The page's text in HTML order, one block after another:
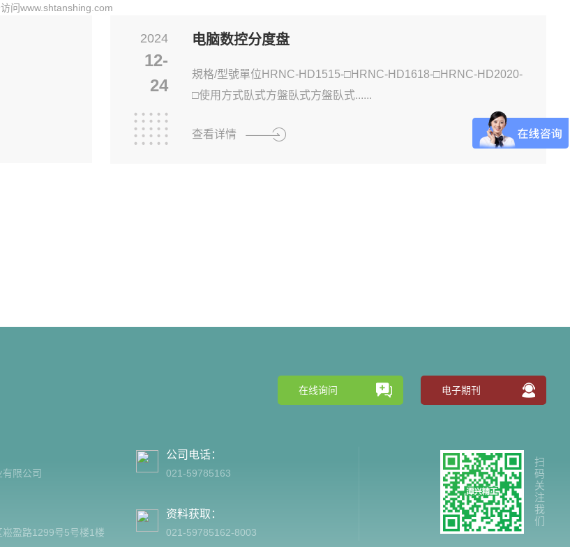
问www.shtanshing.com
2024
12-
24
电脑数控分度盘
規格/型號單位HRNC-HD1515-□HRNC-HD1618-□HRNC-HD2020-
□使用方式臥式方盤臥式方盤臥式......
查看详情
在线询问 电子期刊
有限公司
公司电话：
021-59785163
崧盈路1299号5号楼1楼
资料获取：
021-59785162-8003
扫码关注我们